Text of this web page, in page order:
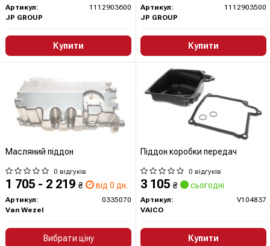
Артикул:
1112903600
JP GROUP
Купити
Артикул:
1112903500
JP GROUP
Купити
Масляний піддон
0 відгуків
1 705 - 2 219 ₴ від 0 дн.
Артикул:
0335070
Van Wezel
Вибрати ціну
Піддон коробки передач
0 відгуків
3 105 ₴ сьогодні
Артикул:
V104837
VAICO
Купити